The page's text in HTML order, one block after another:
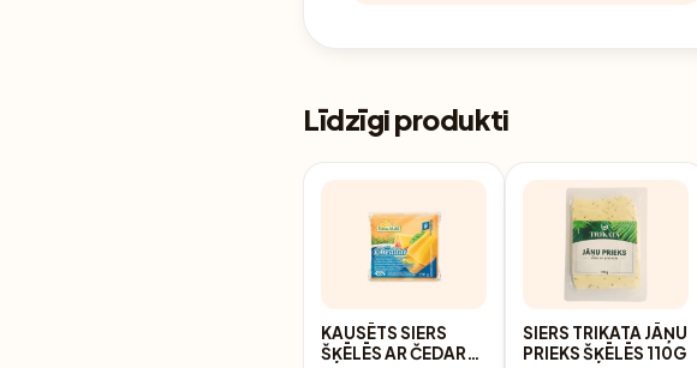
Līdzīgi produkti
KAUSĒTS SIERS
ŠĶĒLĒS AR ČEDARU
SIERS TRIKATA JĀŅU
PRIEKS ŠĶĒLĒS 110G